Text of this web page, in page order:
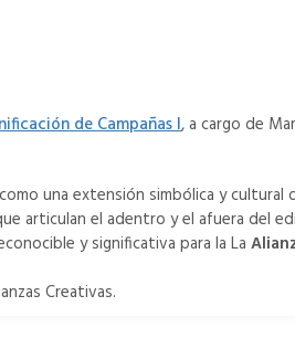
de Campañas I, a cargo de
una extensión simbólica y
articulan el adentro y el afuera del
y significativa para la La
Creativas.